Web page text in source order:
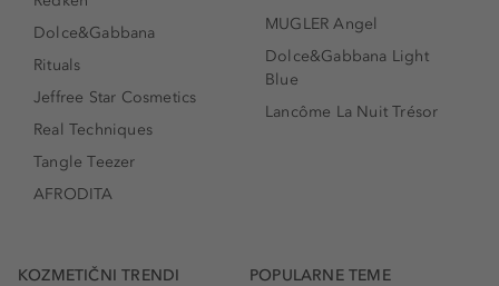
Dolce&Gabbana
Rituals
Jeffree Star Cosmetics
Real Techniques
Tangle Teezer
AFRODITA
MUGLER Angel
Dolce&Gabbana Light
Blue
Lancôme La Nuit Trésor
KOZMETIČNI TRENDI POPULARNE TEME